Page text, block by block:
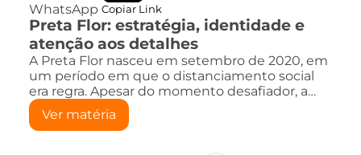
WhatsApp Copiar Link
Preta Flor: estratégia, identidade e
atenção aos detalhes
A Preta Flor nasceu em setembro de 2020, em
um período em que o distanciamento social
era regra. Apesar do momento desafiador, a…
Ver matéria